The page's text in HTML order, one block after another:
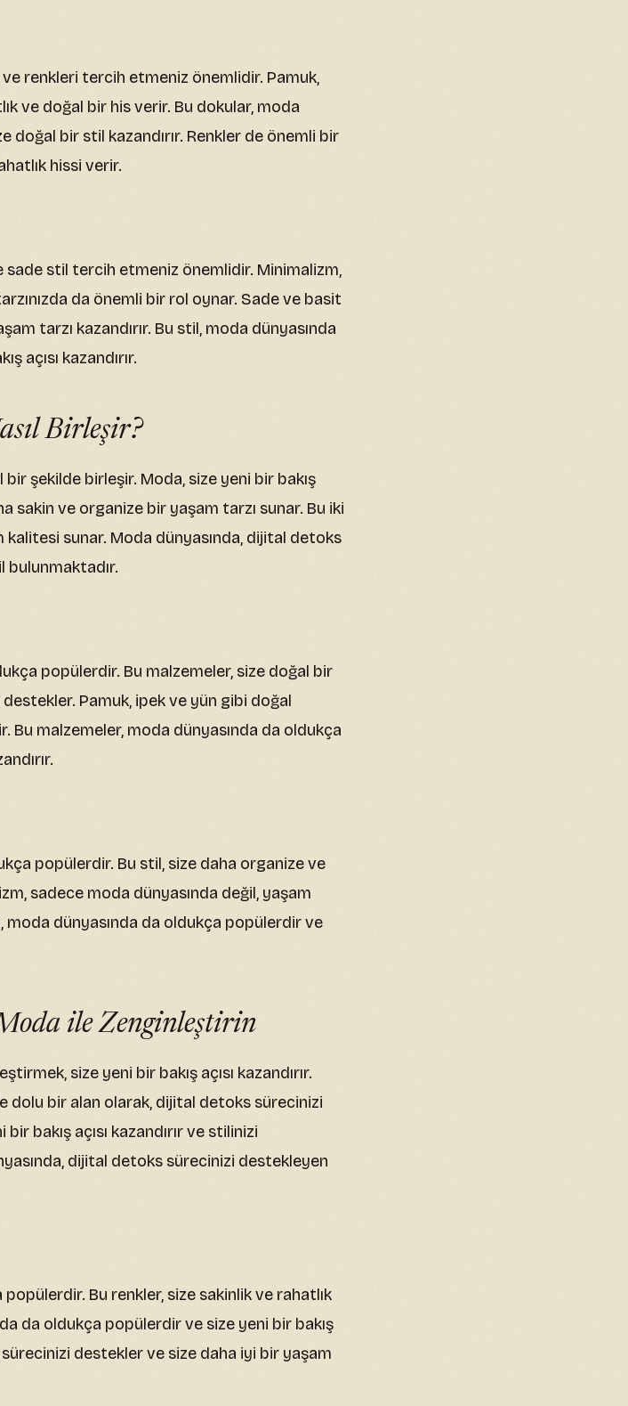
renkleri tercih etmeniz önemlidir. Pamuk,
ve doğal bir his verir. Bu dokular, moda
doğal bir stil kazandırır. Renkler de önemli bir
hissi verir.
stil tercih etmeniz önemlidir. Minimalizm,
da önemli bir rol oynar. Sade ve basit
tarzı kazandırır. Bu stil, moda dünyasında
açısı kazandırır.
Birleşir?
şekilde birleşir. Moda, size yeni bir bakış
sakin ve organize bir yaşam tarzı sunar. Bu iki
sunar. Moda dünyasında, dijital detoks
popülerdir. Bu malzemeler, size doğal bir
Pamuk, ipek ve yün gibi doğal
Bu malzemeler, moda dünyasında da oldukça
popülerdir. Bu stil, size daha organize ve
sadece moda dünyasında değil, yaşam
moda dünyasında da oldukça popülerdir ve
ile Zenginleştirin
size yeni bir bakış açısı kazandırır.
dolu bir alan olarak, dijital detoks sürecinizi
bakış açısı kazandırır ve stilinizi
dijital detoks sürecinizi destekleyen
Bu renkler, size sakinlik ve rahatlık
da oldukça popülerdir ve size yeni bir bakış
sürecinizi destekler ve size daha iyi bir yaşam